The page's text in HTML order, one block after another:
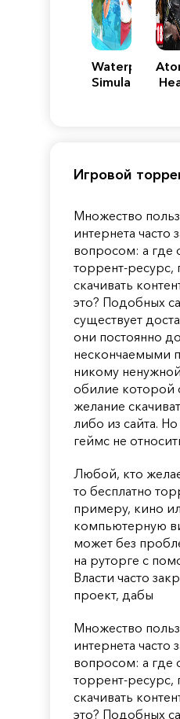
Waterpark
Simulator
Игровой
Множество
интернета часто
вопросом: а где
торрент-
скачивать
это? Подобных
существует
они постоянно
нескончаемыми
никому
обилие которой
желание
либо из сайта.
геймс не
Любой, кто
то бесплатно
примеру, кино
компьютерную
может без
на руторге с
Власти часто
проект, дабы
Множество
интернета часто
вопросом: а где
торрент-
скачивать
это? Подобных